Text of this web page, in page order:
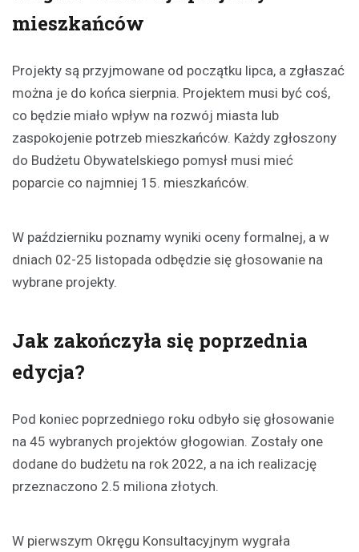
mieszkańców
Projekty są przyjmowane od początku lipca, a zgłaszać
można je do końca sierpnia. Projektem musi być coś,
co będzie miało wpływ na rozwój miasta lub
zaspokojenie potrzeb mieszkańców. Każdy zgłoszony
do Budżetu Obywatelskiego pomysł musi mieć
poparcie co najmniej 15. mieszkańców.
W październiku poznamy wyniki oceny formalnej, a w
dniach 02-25 listopada odbędzie się głosowanie na
wybrane projekty.
Jak zakończyła się poprzednia
edycja?
Pod koniec poprzedniego roku odbyło się głosowanie
na 45 wybranych projektów głogowian. Zostały one
dodane do budżetu na rok 2022, a na ich realizację
przeznaczono 2.5 miliona złotych.
W pierwszym Okręgu Konsultacyjnym wygrała